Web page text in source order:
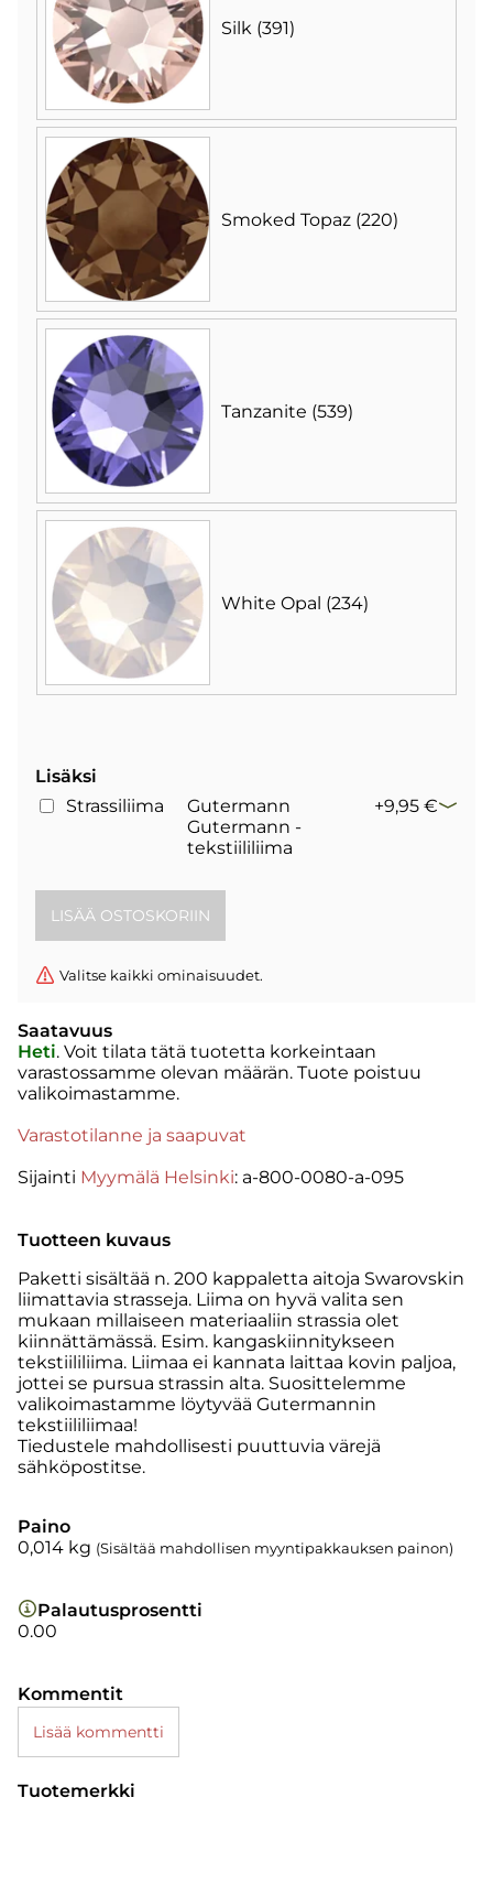
Silk (391)
Smoked Topaz (220)
Tanzanite (539)
White Opal (234)
Lisäksi
Strassiliima
Gutermann
Gutermann -
tekstiililiima
+9,95 €
Valitse kaikki ominaisuudet.
Saatavuus
Heti. Voit tilata tätä tuotetta korkeintaan
varastossamme olevan määrän. Tuote poistuu
valikoimastamme.
Varastotilanne ja saapuvat
Sijainti Myymälä Helsinki: a-800-0080-a-095
Tuotteen kuvaus
Paketti sisältää n. 200 kappaletta aitoja Swarovskin
liimattavia strasseja. Liima on hyvä valita sen
mukaan millaiseen materiaaliin strassia olet
kiinnättämässä. Esim. kangaskiinnitykseen
tekstiililiima. Liimaa ei kannata laittaa kovin paljoa,
jottei se pursua strassin alta. Suosittelemme
valikoimastamme löytyvää Gutermannin
tekstiililiimaa!
Tiedustele mahdollisesti puuttuvia värejä
sähköpostitse.
Paino
0,014 kg (Sisältää mahdollisen myyntipakkauksen painon)
Palautusprosentti
0.00
Kommentit
Lisää kommentti
Tuotemerkki